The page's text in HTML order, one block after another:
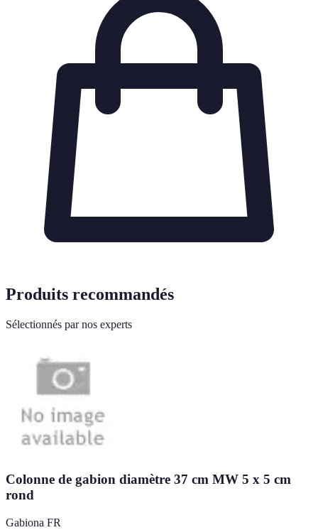
Produits recommandés
Sélectionnés par nos experts
Colonne de gabion diamètre 37 cm MW 5 x 5 cm
rond
Gabiona FR